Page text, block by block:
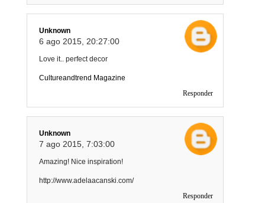
Unknown
6 ago 2015, 20:27:00
Love it.. perfect decor
Cultureandtrend Magazine
Responder
Unknown
7 ago 2015, 7:03:00
Amazing! Nice inspiration!
http://www.adelaacanski.com/
Responder